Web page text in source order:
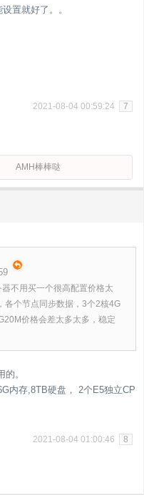
置就好了。。
2021-08-04 00:59:24 7
AMH棒棒哒
不用买一个很高配置价格太
各个节点同步数据，3个2核4G
价格会差太多太多，稳定
。
内存,8TB硬盘， 2个E5独立CP
2021-08-04 01:00:46 8